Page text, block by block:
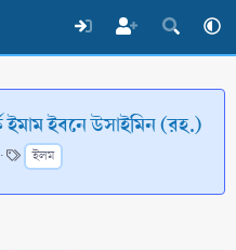
ইবনে উসাইমিন (রহ.)
T
a
g
ইলম